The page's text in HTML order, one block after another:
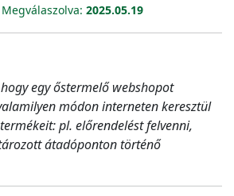
Megválaszolva: 2025.05.19
egy őstermelő webshopot
módon interneten keresztül
pl. előrendelést felvenni,
átadóponton történő